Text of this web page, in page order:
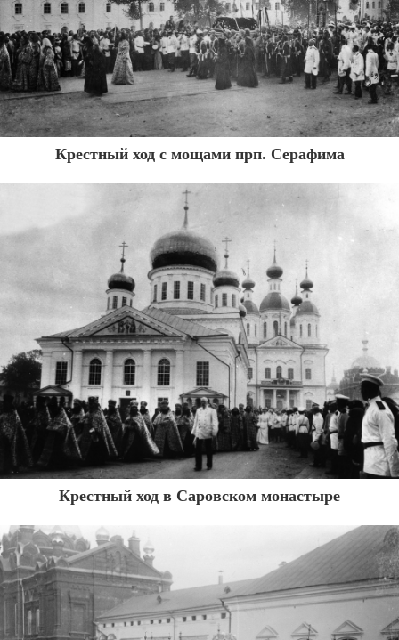
Крестный ход с мощами прп. Серафима
Крестный ход в Саровском монастыре